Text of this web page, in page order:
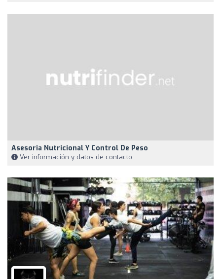
Asesoria Nutricional Y Control De Peso
Ver información y datos de contacto